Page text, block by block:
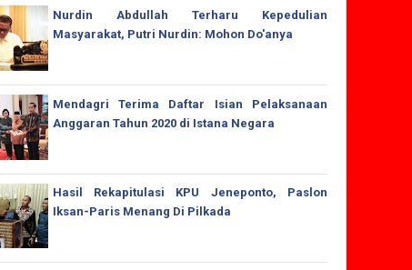
Nurdin Abdullah Terharu Kepedulian
Masyarakat, Putri Nurdin: Mohon Do'anya
Mendagri Terima Daftar Isian Pelaksanaan
Anggaran Tahun 2020 di Istana Negara
Hasil Rekapitulasi KPU Jeneponto, Paslon
Iksan-Paris Menang Di Pilkada